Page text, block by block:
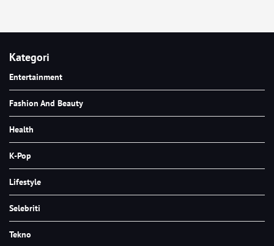
Kategori
Entertainment
Fashion And Beauty
Health
K-Pop
Lifestyle
Selebriti
Tekno